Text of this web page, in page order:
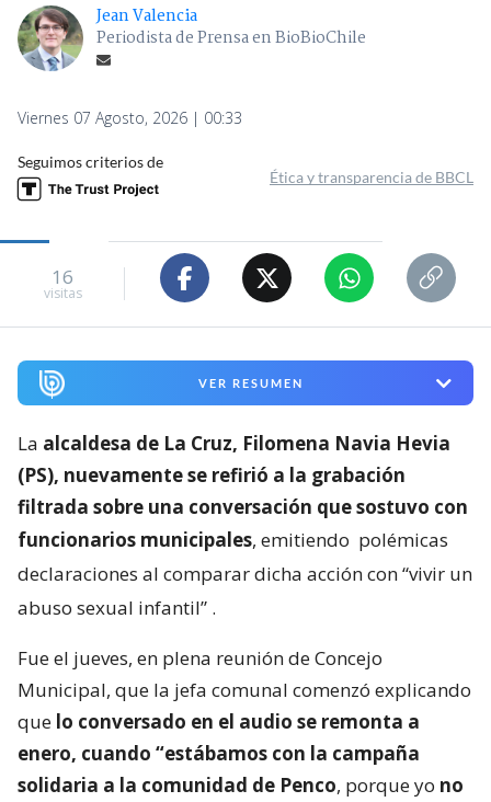
Jean Valencia
Periodista de Prensa en BioBioChile
Viernes 07 Agosto, 2026 | 00:33
Seguimos criterios de
Ética y transparencia de BBCL
16
visitas
VER RESUMEN
La alcaldesa de La Cruz, Filomena Navia Hevia
(PS), nuevamente se refirió a la grabación
filtrada sobre una conversación que sostuvo con
funcionarios municipales, emitiendo polémicas
declaraciones al comparar dicha acción con “vivir un
abuso sexual infantil” .
Fue el jueves, en plena reunión de Concejo
Municipal, que la jefa comunal comenzó explicando
que lo conversado en el audio se remonta a
enero, cuando “estábamos con la campaña
solidaria a la comunidad de Penco, porque yo no